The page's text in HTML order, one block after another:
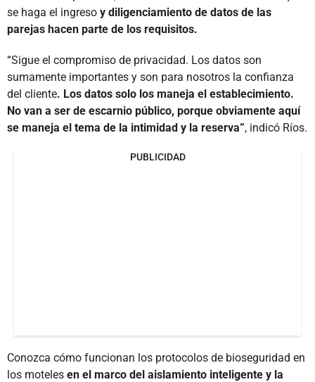
se haga el ingreso y diligenciamiento de datos de las
parejas hacen parte de los requisitos.
“Sigue el compromiso de privacidad. Los datos son
sumamente importantes y son para nosotros la confianza
del cliente. Los datos solo los maneja el establecimiento.
No van a ser de escarnio público, porque obviamente aquí
se maneja el tema de la intimidad y la reserva”, indicó Ríos.
PUBLICIDAD
Conozca cómo funcionan los protocolos de bioseguridad en
los moteles en el marco del aislamiento inteligente y la